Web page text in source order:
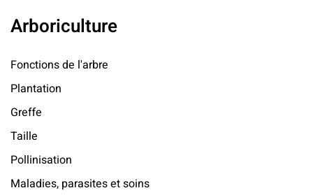
Arboriculture
Fonctions de l'arbre
Plantation
Greffe
Taille
Pollinisation
Maladies, parasites et soins